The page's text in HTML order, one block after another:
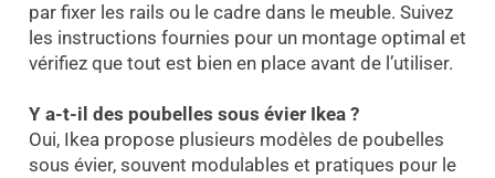
par fixer les rails ou le cadre dans le meuble. Suivez
les instructions fournies pour un montage optimal et
vérifiez que tout est bien en place avant de l’utiliser.
Y a-t-il des poubelles sous évier Ikea ?
Oui, Ikea propose plusieurs modèles de poubelles
sous évier, souvent modulables et pratiques pour le